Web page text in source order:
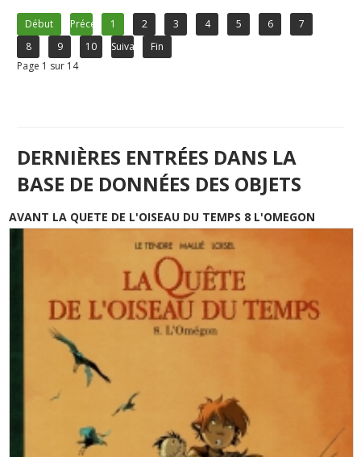
Début Précédent1 2 3 4 5 6
7
8
9 10 Suivant
Fin
Page 1 sur 14
DERNIÈRES ENTRÉES DANS LA
BASE DE DONNÉES DES OBJETS
AVANT LA QUETE DE L'OISEAU DU TEMPS 8 L'OMEGON